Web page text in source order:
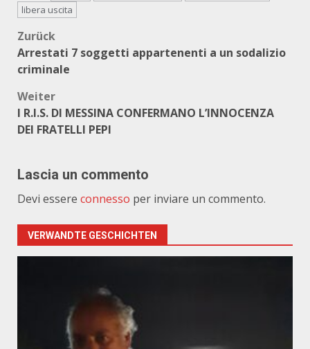
libera uscita
Beitragsnavigation
Zurück
Arrestati 7 soggetti appartenenti a un sodalizio
criminale
Weiter
I R.I.S. DI MESSINA CONFERMANO L’INNOCENZA
DEI FRATELLI PEPI
Lascia un commento
Devi essere connesso per inviare un commento.
VERWANDTE GESCHICHTEN